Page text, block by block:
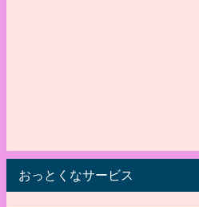
おっとくなサービス